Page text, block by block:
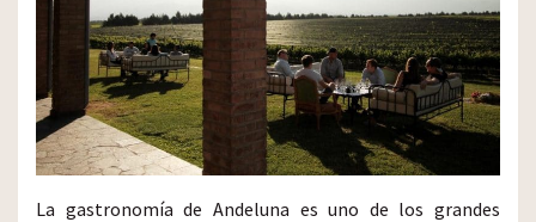
La gastronomía de Andeluna es uno de los grandes